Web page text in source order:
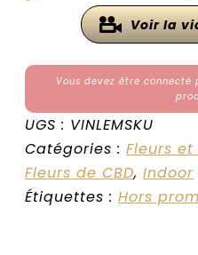
Voir la
Vous devez être
UGS : VINLEMSKU
Catégories : Fleurs
Fleurs de CBD, Indoor
Étiquettes : Hors